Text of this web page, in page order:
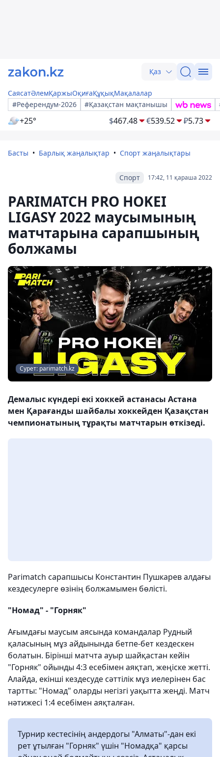
Қаз
СаясатӘлемҚаржыОқиғаҚұқықМақалалар
#Референдум-2026
#Қазақстан мақтанышы
+25° $467.48 €539.52 ₽5.73
Басты Барлық жаңалықтар Спорт жаңалықтары
17:42, 11 қараша 2022
Спорт
PARIMATCH PRO HOKEI
LIGASY 2022 маусымының
матчтарына сарапшының
болжамы
Сурет: parimatch.kz
Демалыс күндері екі хоккей астанасы Астана
мен Қарағанды шайбалы хоккейден Қазақстан
чемпионатының тұрақты матчтарын өткізеді.
Parimatch сарапшысы Константин Пушкарев алдағы
кездесулерге өзінің болжамымен бөлісті.
"Номад" - "Горняк"
Ағымдағы маусым аясында командалар Рудный
қаласының мұз айдынында бетпе-бет кездескен
болатын. Бірінші матчта ауыр шайқастан кейін
"Горняк" ойынды 4:3 есебімен аяқтап, жеңіске жетті.
Алайда, екінші кездесуде сәттілік мұз иелерінен бас
тартты: "Номад" оларды негізгі уақытта жеңді. Матч
нәтижесі 1:4 есебімен аяқталған.
Турнир кестесінің андердогы "Алматы"-дан екі
рет ұтылған "Горняк" үшін "Номадқа" қарсы